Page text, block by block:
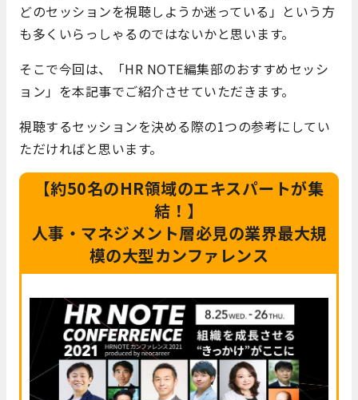
どのセッションを視聴しようか迷っている」という方
も多くいらっしゃるのではないかと思います。
そこで今回は、「HR NOTE編集部のおすすめセッシ
ョン」を本記事でご紹介させていただきます。
視聴するセッションを決める際の1つの参考にしてい
ただければと思います。
【約50名のHR領域のエキスパートが集
結！】
人事・マネジメント層必見の業界最大規
模の大型カンファレンス